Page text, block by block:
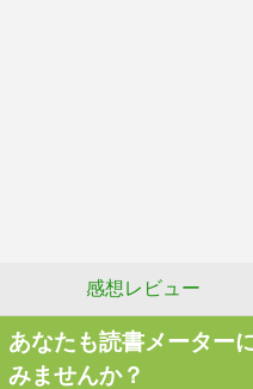
感想レビュー
あなたも読書メーター
みませんか？